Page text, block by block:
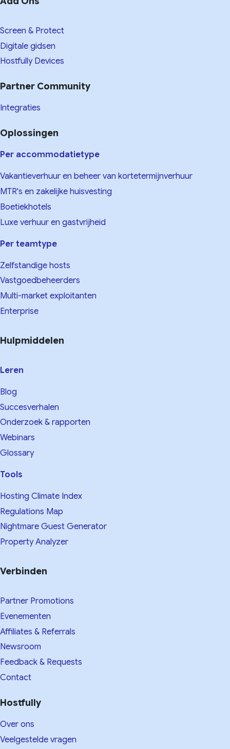
Screen & Protect
Digitale gidsen
Hostfully Devices
Partner Community
Integraties
Oplossingen
Per accommodatietype
Vakantieverhuur en beheer van kortetermijnverhuur
MTR's en zakelijke huisvesting
Boetiekhotels
Luxe verhuur en gastvrijheid
Per teamtype
Zelfstandige hosts
Vastgoedbeheerders
Multi-market exploitanten
Enterprise
Hulpmiddelen
Leren
Blog
Succesverhalen
Onderzoek & rapporten
Webinars
Glossary
Tools
Hosting Climate Index
Regulations Map
Nightmare Guest Generator
Property Analyzer
Verbinden
Partner Promotions
Evenementen
Affiliates & Referrals
Newsroom
Feedback & Requests
Contact
Hostfully
Over ons
Veelgestelde vragen